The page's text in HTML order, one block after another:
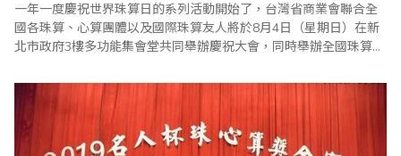
一年一度慶祝世界珠算日的系列活動開始了，台灣省商業會聯合全
國各珠算、心算團體以及國際珠算友人將於8月4日（星期日）在新
北市政府3樓多功能集會堂共同舉辦慶祝大會，同時舉辦全國珠算比
暨國際觀摩賽等系列活動，歡迎踴躍報名參加。 ＊2019年全國珠算
比賽暨國際邀請賽 ＊2019年全國心算比賽暨國際邀請賽 ＊2019年
全國數學競技..